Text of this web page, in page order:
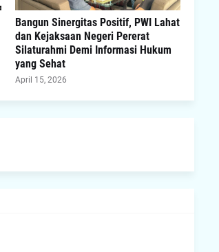
Bangun Sinergitas Positif, PWI Lahat
dan Kejaksaan Negeri Pererat
Silaturahmi Demi Informasi Hukum
yang Sehat
April 15, 2026